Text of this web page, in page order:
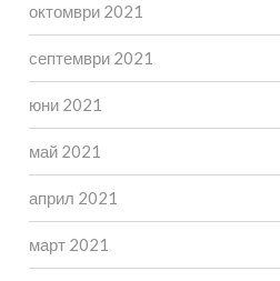
октомври 2021
септември 2021
юни 2021
май 2021
април 2021
март 2021